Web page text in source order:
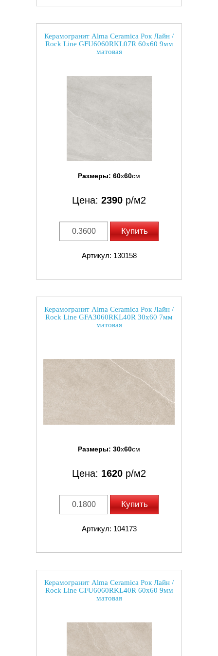
Керамогранит Alma Ceramica Рок Лайн /
Rock Line GFU6060RKL07R 60x60 9мм
матовая
Размеры: 60x60см
Цена: 2390 р/м2
Купить
Артикул: 130158
Керамогранит Alma Ceramica Рок Лайн /
Rock Line GFA3060RKL40R 30x60 7мм
матовая
Размеры: 30x60см
Цена: 1620 р/м2
Купить
Артикул: 104173
Керамогранит Alma Ceramica Рок Лайн /
Rock Line GFU6060RKL40R 60x60 9мм
матовая